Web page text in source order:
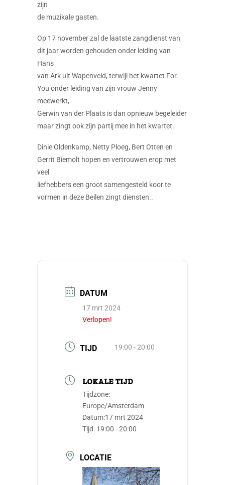
zijn
de muzikale gasten.
Op 17 november zal de laatste zangdienst van
dit jaar worden gehouden onder leiding van
Hans
van Ark uit Wapenveld, terwijl het kwartet For
You onder leiding van zijn vrouw Jenny
meewerkt,
Gerwin van der Plaats is dan opnieuw begeleider
maar zingt ook zijn partij mee in het kwartet.
Dinie Oldenkamp, Netty Ploeg, Bert Otten en
Gerrit Biemolt hopen en vertrouwen erop met
veel
liefhebbers een groot samengesteld koor te
vormen in deze Beilen zingt diensten..
DATUM
17 mrt 2024
Verlopen!
TIJD 19:00 - 20:00
LOKALE TIJD
Tijdzone:
Europe/Amsterdam
Datum:17 mrt 2024
Tijd: 19:00 - 20:00
LOCATIE